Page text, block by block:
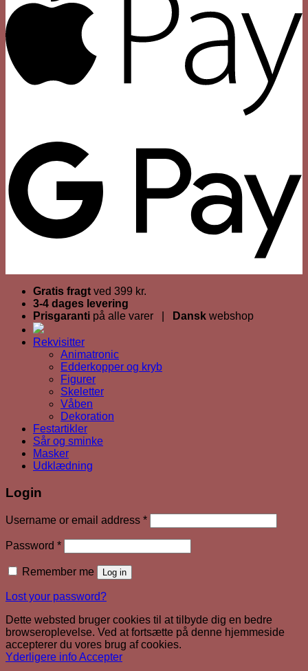
Gratis fragt ved 399 kr.
3-4 dages levering
Prisgaranti på alle varer | Dansk webshop
Rekvisitter
Animatronic
Edderkopper og kryb
Figurer
Skeletter
Våben
Dekoration
Festartikler
Sår og sminke
Masker
Udklædning
Login
Username or email address *Required
Password *Required
Remember me Log in
Lost your password?
Dette websted bruger cookies til at tilbyde dig en bedre
browseroplevelse. Ved at fortsætte på denne hjemmeside
accepterer du vores brug af cookies.
Yderligere infoAccepter